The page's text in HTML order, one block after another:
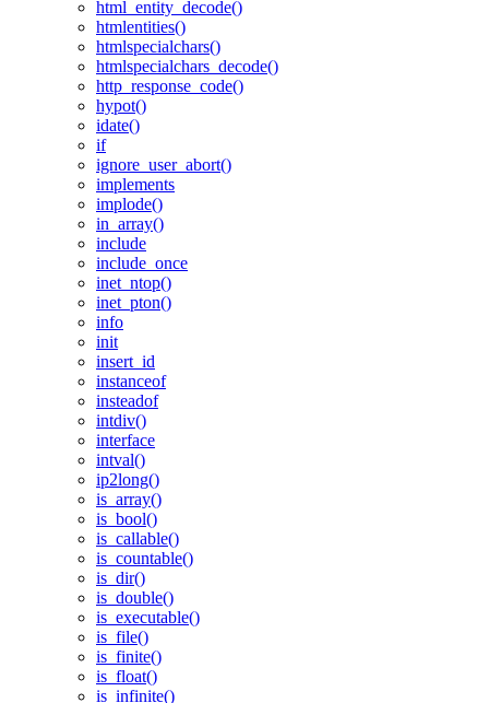
html_entity_decode()
htmlentities()
htmlspecialchars()
htmlspecialchars_decode()
http_response_code()
hypot()
idate()
if
ignore_user_abort()
implements
implode()
in_array()
include
include_once
inet_ntop()
inet_pton()
info
init
insert_id
instanceof
insteadof
intdiv()
interface
intval()
ip2long()
is_array()
is_bool()
is_callable()
is_countable()
is_dir()
is_double()
is_executable()
is_file()
is_finite()
is_float()
is_infinite()